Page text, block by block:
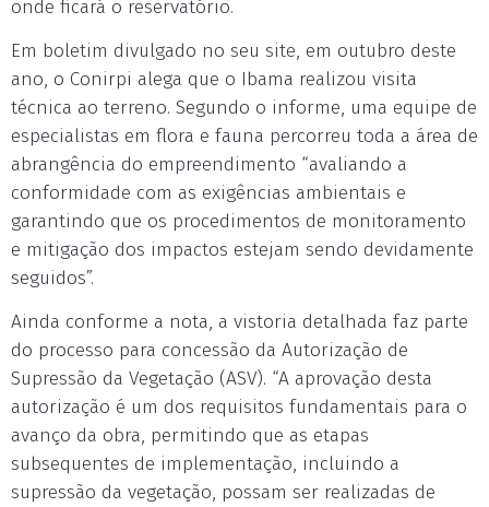
onde ficará o reservatório.
Em boletim divulgado no seu site, em outubro deste
ano, o Conirpi alega que o Ibama realizou visita
técnica ao terreno. Segundo o informe, uma equipe de
especialistas em flora e fauna percorreu toda a área de
abrangência do empreendimento “avaliando a
conformidade com as exigências ambientais e
garantindo que os procedimentos de monitoramento
e mitigação dos impactos estejam sendo devidamente
seguidos”.
Ainda conforme a nota, a vistoria detalhada faz parte
do processo para concessão da Autorização de
Supressão da Vegetação (ASV). “A aprovação desta
autorização é um dos requisitos fundamentais para o
avanço da obra, permitindo que as etapas
subsequentes de implementação, incluindo a
supressão da vegetação, possam ser realizadas de